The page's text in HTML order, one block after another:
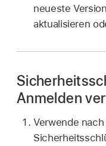
neueste
aktualisieren
Anmelden
Verwende